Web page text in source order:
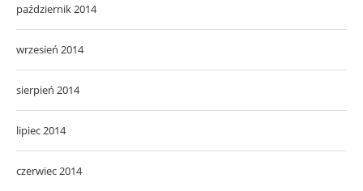
październik 2014
wrzesień 2014
sierpień 2014
lipiec 2014
czerwiec 2014